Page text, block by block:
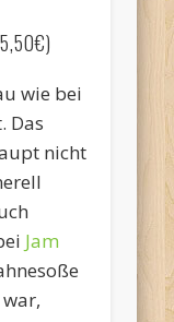
wie bei
Das
nicht
Jam